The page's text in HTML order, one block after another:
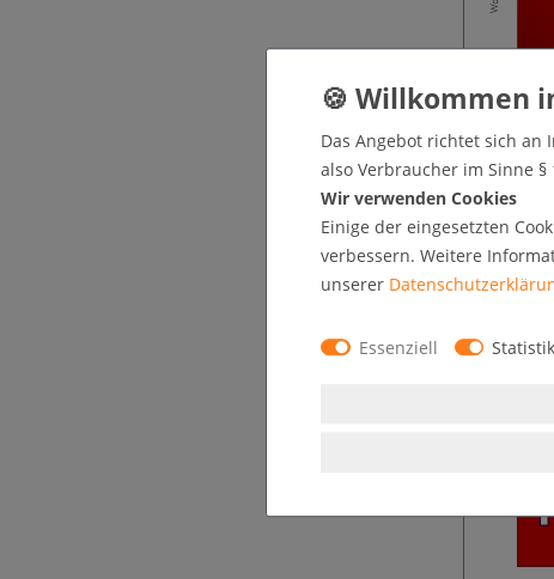
* zzgl.
Das Angebot richtet sich an
also Verbraucher im Sinne
Wir verwenden Cookies
Einige der eingesetzten
verbessern. Weitere
unserer
Essenziell Statistik